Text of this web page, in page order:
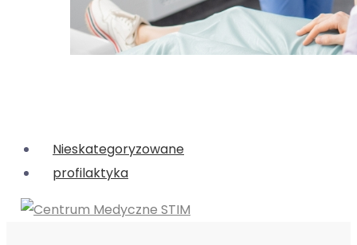
Nieskategoryzowane
profilaktyka